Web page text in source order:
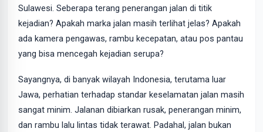
Sulawesi. Seberapa terang penerangan jalan di titik
kejadian? Apakah marka jalan masih terlihat jelas? Apakah
ada kamera pengawas, rambu kecepatan, atau pos pantau
yang bisa mencegah kejadian serupa?
Sayangnya, di banyak wilayah Indonesia, terutama luar
Jawa, perhatian terhadap standar keselamatan jalan masih
sangat minim. Jalanan dibiarkan rusak, penerangan minim,
dan rambu lalu lintas tidak terawat. Padahal, jalan bukan